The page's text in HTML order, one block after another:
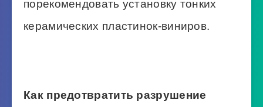
порекомендовать установку тонких
керамических пластинок-виниров.
Как предотвратить разрушение